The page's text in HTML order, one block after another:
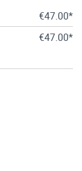
€47.00*
€47.00*